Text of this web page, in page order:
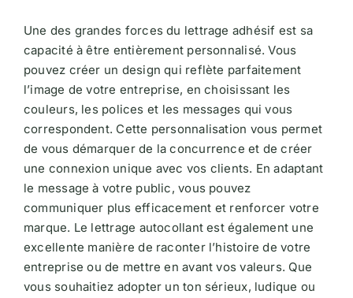
Une des grandes forces du lettrage adhésif est sa
capacité à être entièrement personnalisé. Vous
pouvez créer un design qui reflète parfaitement
l’image de votre entreprise, en choisissant les
couleurs, les polices et les messages qui vous
correspondent. Cette personnalisation vous permet
de vous démarquer de la concurrence et de créer
une connexion unique avec vos clients. En adaptant
le message à votre public, vous pouvez
communiquer plus efficacement et renforcer votre
marque. Le lettrage autocollant est également une
excellente manière de raconter l’histoire de votre
entreprise ou de mettre en avant vos valeurs. Que
vous souhaitiez adopter un ton sérieux, ludique ou